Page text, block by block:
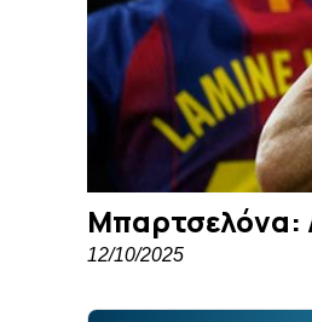
Μπαρτσελόνα:
12/10/2025